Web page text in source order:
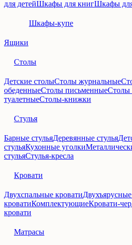
для детейШкафы для книгШкафы
Шкафы-купе
Ящики
Столы
Детские столыСтолы журнальные
обеденныеСтолы письменныеСтолы
туалетныеСтолы-книжки
Стулья
Барные стульяДеревянные стулья
стульяКухонные уголки
стульяСтулья-кресла
Кровати
Двухспальные кровати
кроватиКомплектующиеКровати-
кровати
Матрасы